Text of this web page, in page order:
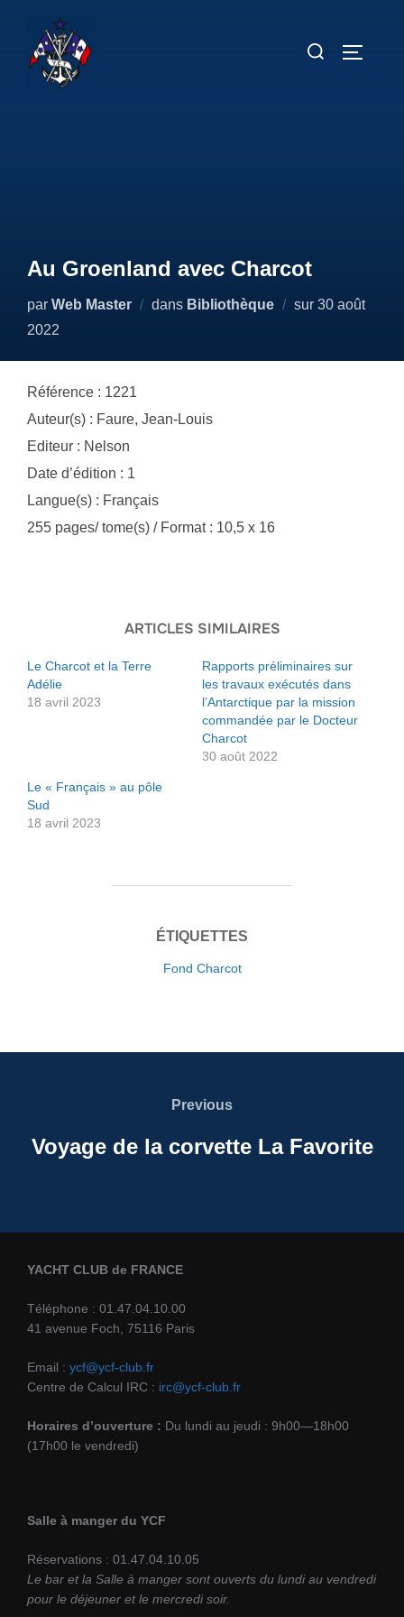
contenu
Rechercher :
Au Groenland avec Charcot
par Web Master dans Bibliothèque sur Publié
30 août
2022
Référence : 1221
Auteur(s) : Faure, Jean-Louis
Editeur : Nelson
Date d’édition : 1
Langue(s) : Français
255 pages/ tome(s) / Format : 10,5 x 16
ARTICLES SIMILAIRES
Le Charcot et la Terre
Adélie
18 avril 2023
Rapports préliminaires sur
les travaux exécutés dans
l’Antarctique par la mission
commandée par le Docteur
Charcot
30 août 2022
Le « Français » au pôle
Sud
18 avril 2023
ÉTIQUETTES
Fond Charcot
Previous
Previous
Voyage de la corvette La Favorite
YACHT CLUB de FRANCE
Téléphone : 01.47.04.10.00
41 avenue Foch, 75116 Paris
Email : ycf@ycf-club.fr
Centre de Calcul IRC : irc@ycf-club.fr
Horaires d’ouverture : Du lundi au jeudi : 9h00—18h00
(17h00 le vendredi)
Salle à manger du YCF
Réservations : 01.47.04.10.05
Le bar et la Salle à manger sont ouverts du lundi au vendredi
pour le déjeuner et le mercredi soir.